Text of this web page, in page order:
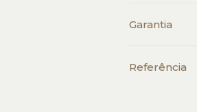
Garantia
Referência